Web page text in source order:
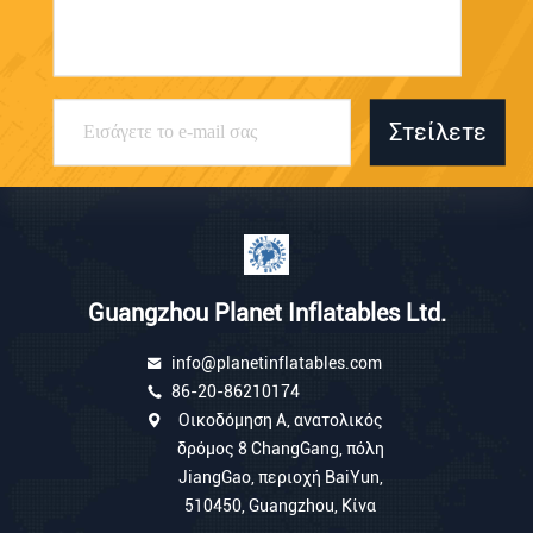
Στείλετε
Guangzhou Planet Inflatables Ltd.
info@planetinflatables.com
86-20-86210174
Οικοδόμηση Α, ανατολικός
δρόμος 8 ChangGang, πόλη
JiangGao, περιοχή BaiYun,
510450, Guangzhou, Κίνα